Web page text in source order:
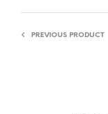
PREVIOUS PRODUCT